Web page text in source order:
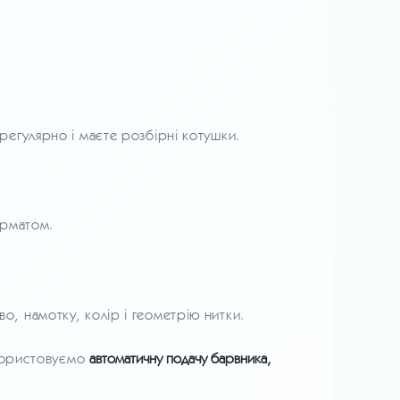
і маєте розбірні котушки.
колір і геометрію нитки.
автоматичну подачу барвника,